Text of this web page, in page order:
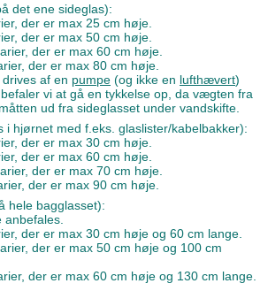
det ene sideglas):
der er max 25 cm høje.
der er max 50 cm høje.
der er max 60 cm høje.
der er max 80 cm høje.
af en pumpe (og ikke en lufthævert)
vi at gå en tykkelse op, da vægten fra
ud fra sideglasset under vandskifte.
i hjørnet med f.eks. glaslister/kabelbakker):
der er max 30 cm høje.
der er max 60 cm høje.
der er max 70 cm høje.
der er max 90 cm høje.
hele bagglasset):
der er max 30 cm høje og 60 cm lange.
der er max 50 cm høje og 100 cm
der er max 60 cm høje og 130 cm lange.